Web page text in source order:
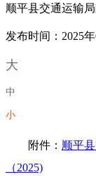
顺平县交通运输
发布时间：2025年
大
中
小
附件： 顺平
（2025)